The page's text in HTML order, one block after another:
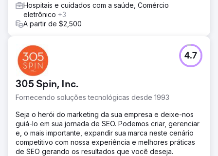
Hospitais e cuidados com a saúde, Comércio
eletrônico +3
A partir de $2,500
305 Spin, Inc.
Fornecendo soluções tecnológicas desde 1993
4.7
Seja o herói do marketing da sua empresa e deixe-nos
guiá-lo em sua jornada de SEO. Podemos criar, gerenciar
e, o mais importante, expandir sua marca neste cenário
competitivo com nossa experiência e melhores práticas
de SEO gerando os resultados que você deseja.